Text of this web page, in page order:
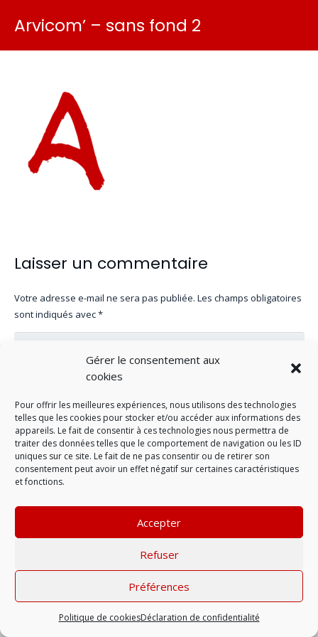
Gérer le consentement aux
cookies
Pour offrir les meilleures expériences, nous utilisons des technologies
telles que les cookies pour stocker et/ou accéder aux informations des
appareils. Le fait de consentir à ces technologies nous permettra de
traiter des données telles que le comportement de navigation ou les ID
uniques sur ce site. Le fait de ne pas consentir ou de retirer son
consentement peut avoir un effet négatif sur certaines caractéristiques
et fonctions.
Accepter
Refuser
Préférences
Politique de cookiesDéclaration de confidentialité
Arvicom’ – sans fond 2
Laisser un commentaire
Votre adresse e-mail ne sera pas publiée. Les champs obligatoires
sont indiqués avec*
| © 2022 |
confidentialité